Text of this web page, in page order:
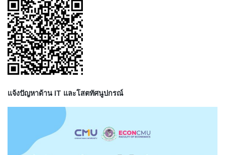
แจ้งปัญหาด้าน IT และโสตทัศนูปกรณ์